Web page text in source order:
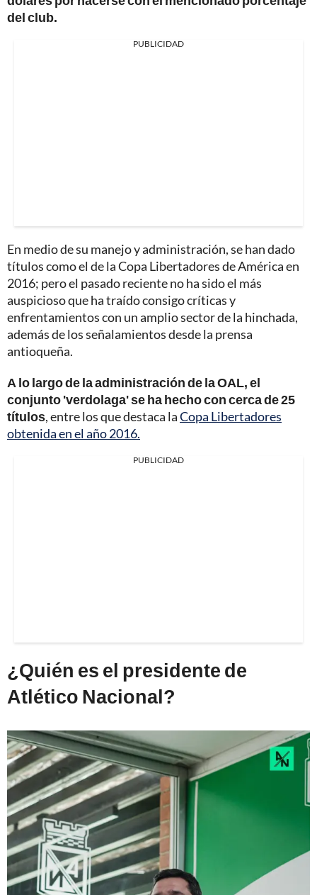
del club.
PUBLICIDAD
En medio de su manejo y administración, se han dado
títulos como el de la Copa Libertadores de América en
2016; pero el pasado reciente no ha sido el más
auspicioso que ha traído consigo críticas y
enfrentamientos con un amplio sector de la hinchada,
además de los señalamientos desde la prensa
antioqueña.
A lo largo de la administración de la OAL, el
conjunto 'verdolaga' se ha hecho con cerca de 25
títulos, entre los que destaca laCopa Libertadores
obtenida en el año 2016.
PUBLICIDAD
¿Quién es el presidente de
Atlético Nacional?